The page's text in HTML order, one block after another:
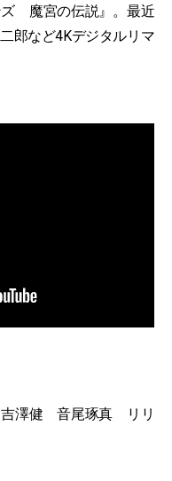
ズ 魔宮の伝説』。最近
郎など4Kデジタルリマ
澤健 音尾琢真 リリ